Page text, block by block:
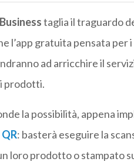
taglia il traguardo
l’app gratuita pensata
ad arricchire il
prodotti.
la possibilità, appena
: basterà eseguire la
loro prodotto o stampato